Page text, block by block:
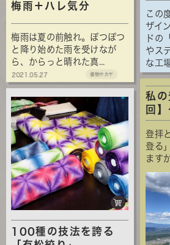
梅雨＋ハレ気分
梅雨は夏の前触れ。ぽつぽつ
と降り始めた雨を受けなが
ら、からっと晴れた真...
2021.05.27 倭物やカヤ
この
ザイ
ドの
やス
な工
100種の技法を誇る
私の
回
登拝
登る
ます